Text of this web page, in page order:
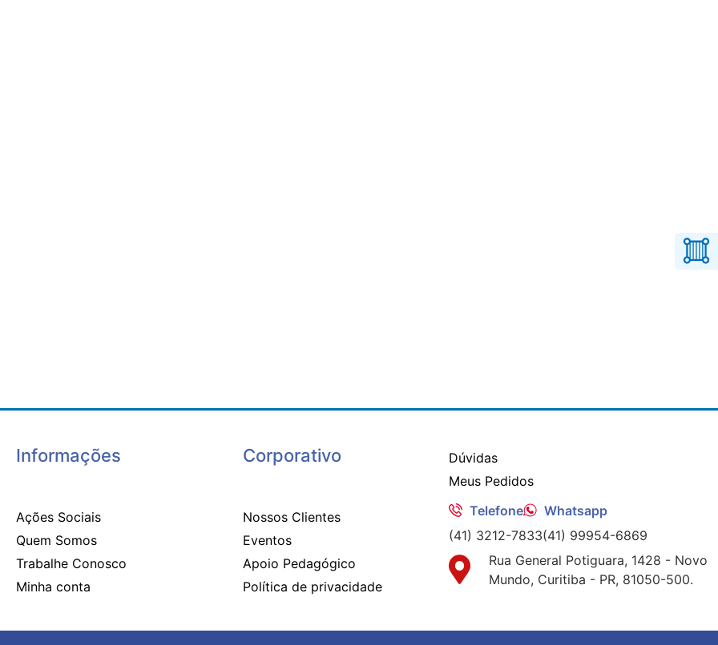
Informações
Ações Sociais
Quem Somos
Trabalhe Conosco
Minha conta
Corporativo
Nossos Clientes
Eventos
Apoio Pedagógico
Política de privacidade
Dúvidas
Meus Pedidos
Telefone
Whatsapp
(41) 3212-7833(41) 99954-6869
Rua General Potiguara, 1428 - Novo
Mundo, Curitiba - PR, 81050-500.